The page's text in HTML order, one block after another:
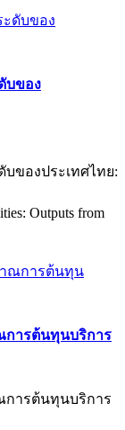
บของ
ของประเทศไทย:
Outputs from
การต้นทุนบริการ
การต้นทุนบริการ